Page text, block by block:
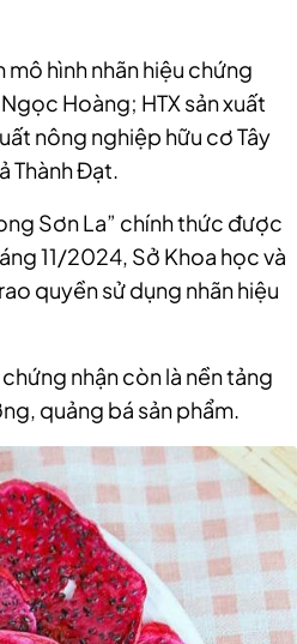
hình nhãn hiệu chứng
Hoàng; HTX sản xuất
nông nghiệp hữu cơ Tây
Thành Đạt.
Sơn La” chính thức được
11/2024, Sở Khoa học và
quyền sử dụng nhãn hiệu
nhận còn là nền tảng
quảng bá sản phẩm.